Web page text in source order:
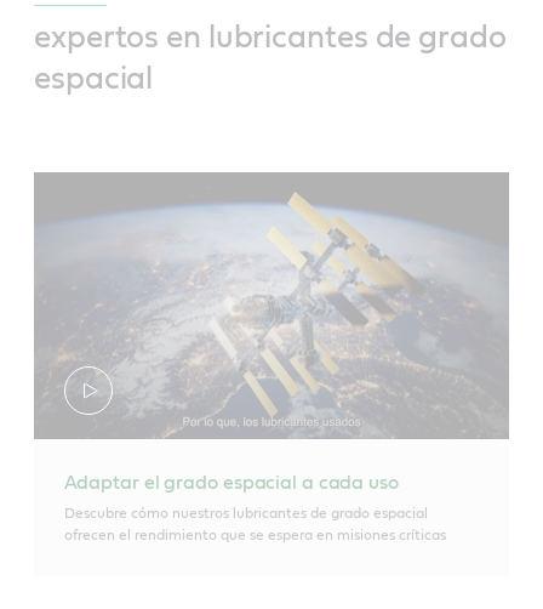
expertos en lubricantes de grado
espacial
Adaptar el grado espacial a cada uso
Descubre cómo nuestros lubricantes de grado espacial
ofrecen el rendimiento que se espera en misiones críticas